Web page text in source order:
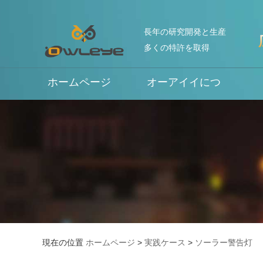
長年の研究開発と生産
多くの特許を取得
ホームページ オーアイイにつ
現在の位置 ホームページ > 実践ケース > ソーラー警告灯